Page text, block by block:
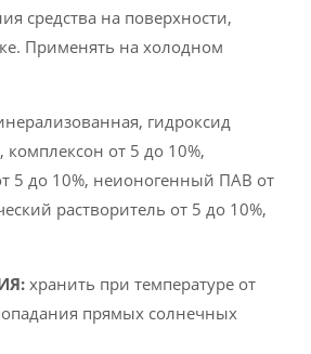
средства на поверхности,
Применять на холодном
гидроксид
комплексон от 5 до 10%,
5 до 10%, неионогенный ПАВ от
растворитель от 5 до 10%,
хранить при температуре от
прямых солнечных